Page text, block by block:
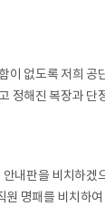
이 없도록 저희 공
정해진 복장과 단
내판을 비치하겠
원 명패를 비치하